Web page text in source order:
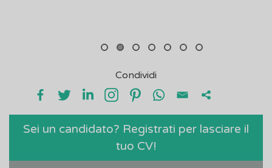
Condividi
Sei un candidato? Registrati per lasciare il
tuo CV!